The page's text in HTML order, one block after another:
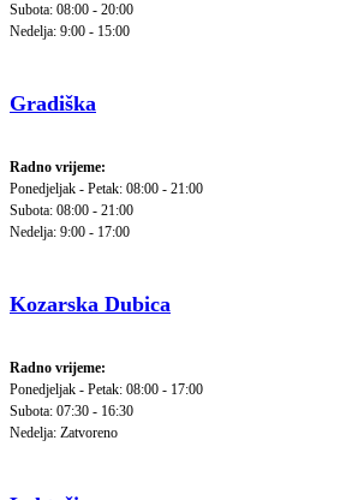
Subota: 08:00 - 20:00
Nedelja: 9:00 - 15:00
Gradiška
Radno vrijeme:
Ponedjeljak - Petak: 08:00 - 21:00
Subota: 08:00 - 21:00
Nedelja: 9:00 - 17:00
Kozarska Dubica
Radno vrijeme:
Ponedjeljak - Petak: 08:00 - 17:00
Subota: 07:30 - 16:30
Nedelja: Zatvoreno